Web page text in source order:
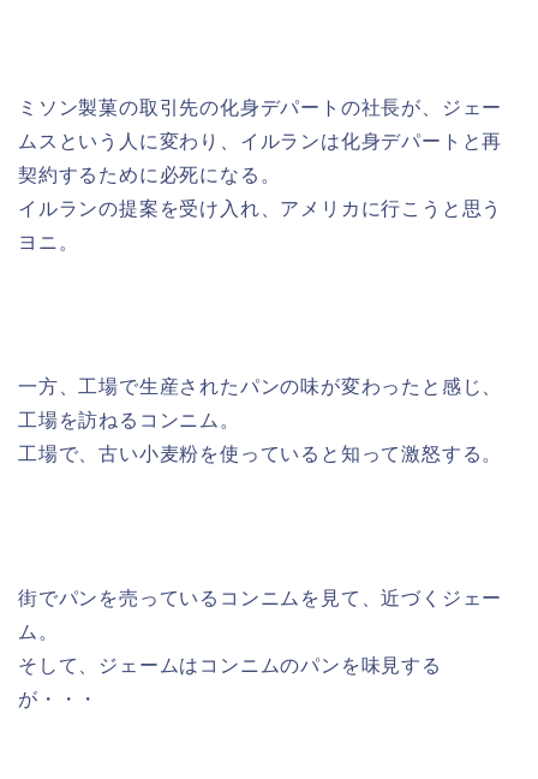
ミソン製菓の取引先の化身デパートの社長が、ジェー
ムスという人に変わり、イルランは化身デパートと再
契約するために必死になる。
イルランの提案を受け入れ、アメリカに行こうと思う
ヨニ。
一方、工場で生産されたパンの味が変わったと感じ、
工場を訪ねるコンニム。
工場で、古い小麦粉を使っていると知って激怒する。
街でパンを売っているコンニムを見て、近づくジェー
ム。
そして、ジェームはコンニムのパンを味見する
が・・・